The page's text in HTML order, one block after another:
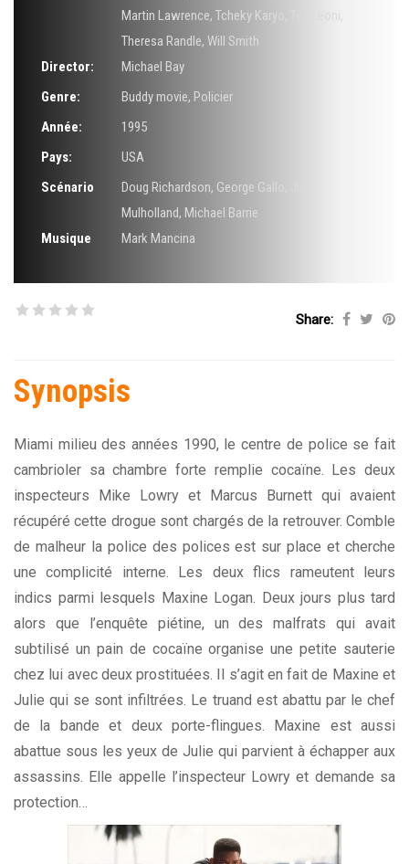
Martin Lawrence, Tcheky Karyo
Theresa Randle, Will Smith
Director:
Michael Bay
Genre:
Buddy movie, Policier
Année:
1995
Pays:
USA
Scénario
Doug Richardson, George Gallo
Mulholland, Michael Barrie
Musique
Mark Mancina
Share:
Synopsis
Miami milieu des années 1990, le centre de police se fait
cambrioler sa chambre forte remplie cocaïne. Les deux
inspecteurs Mike Lowry et Marcus Burnett qui avaient
récupéré cette drogue sont chargés de la retrouver. Comble
de malheur la police des polices est sur place et cherche
une complicité interne. Les deux flics rameutent leurs
indics parmi lesquels Maxine Logan. Deux jours plus tard
alors que l’enquête piétine, un des malfrats qui avait
subtilisé un pain de cocaïne organise une petite sauterie
chez lui avec deux prostituées. Il s’agit en fait de Maxine et
Julie qui se sont infiltrées. Le truand est abattu par le chef
de la bande et deux porte-flingues. Maxine est aussi
abattue sous les yeux de Julie qui parvient à échapper aux
assassins. Elle appelle l’inspecteur Lowry et demande sa
protection…